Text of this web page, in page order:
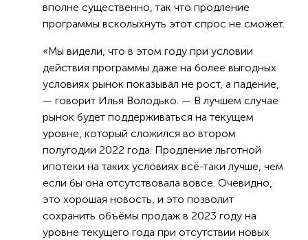
вполне существенно, так что продление
программы всколыхнуть этот спрос не сможет.
«Мы видели, что в этом году при условии
действия программы даже на более выгодных
условиях рынок показывал не рост, а падение,
— говорит Илья Володько. — В лучшем случае
рынок будет поддерживаться на текущем
уровне, который сложился во втором
полугодии 2022 года. Продление льготной
ипотеки на таких условиях всё-таки лучше, чем
если бы она отсутствовала вовсе. Очевидно,
это хорошая новость, и это позволит
сохранить объёмы продаж в 2023 году на
уровне текущего года при отсутствии новых